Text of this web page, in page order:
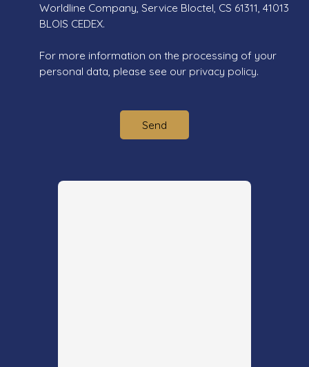
Worldline Company, Service Bloctel, CS 61311, 41013
BLOIS CEDEX.
For more information on the processing of your
personal data, please see our privacy policy.
Send